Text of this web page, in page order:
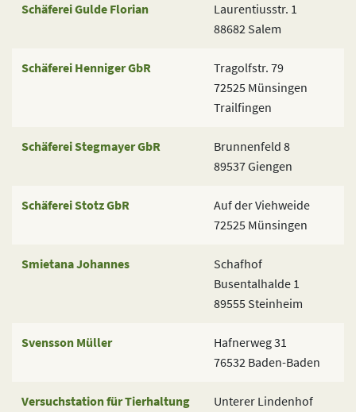
Schäferei Gulde Florian
Laurentiusstr. 1
88682 Salem
Schäferei Henniger GbR
Tragolfstr. 79
72525 Münsingen
Trailfingen
Schäferei Stegmayer GbR
Brunnenfeld 8
89537 Giengen
Schäferei Stotz GbR
Auf der Viehweide
72525 Münsingen
Smietana Johannes
Schafhof
Busentalhalde 1
89555 Steinheim
Svensson Müller
Hafnerweg 31
76532 Baden-Baden
Versuchstation für Tierhaltung
Unterer Lindenhof